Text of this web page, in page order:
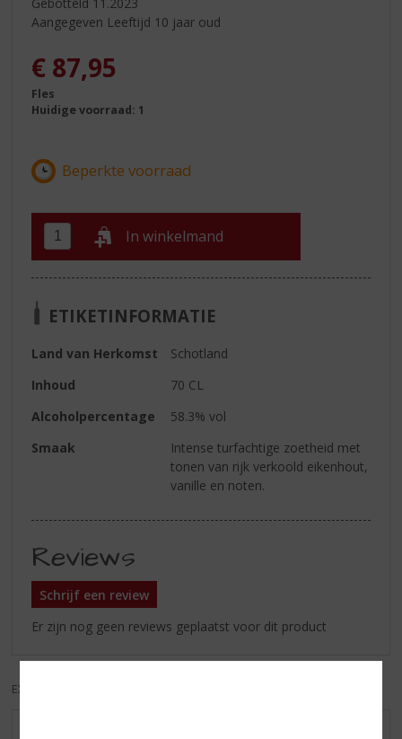
Aangegeven Leeftijd 10 jaar oud
€ 87,95
Fles
Huidige voorraad: 1
In winkelmand
ETIKETINFORMATIE
Land van Herkomst
Schotland
Inhoud
70 CL
Alcoholpercentage
58.3% vol
Smaak
Intense turfachtige zoetheid met
tonen van rijk verkoold eikenhout,
vanille en noten.
Reviews
Schrijf een review
Er zijn nog geen reviews geplaatst voor dit product
EXCL. BTW